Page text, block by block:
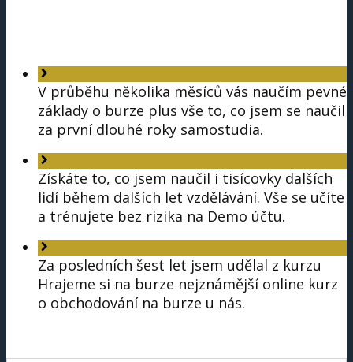
V průběhu několika měsíců vás naučím pevné
základy o burze plus vše to, co jsem se naučil
za první dlouhé roky samostudia.
Získáte to, co jsem naučil i tisícovky dalších
lidí během dalších let vzdělávání. Vše se učíte
a trénujete bez rizika na Demo účtu.
Za posledních šest let jsem udělal z kurzu
Hrajeme si na burze nejznámější online kurz
o obchodování na burze u nás.